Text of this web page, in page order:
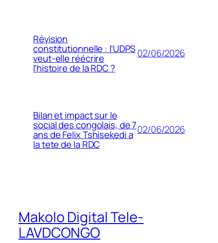
Révision
constitutionnelle : l’UDPS
veut-elle réécrire
l’histoire de la RDC ?
02/06/2026
Bilan et impact sur le
social des congolais, de 7
ans de Felix Tshisekedi a
la tete de la RDC
02/06/2026
Makolo Digital Tele-
LAVDCONGO